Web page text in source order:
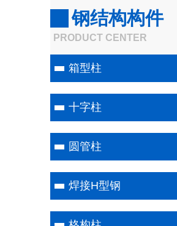
钢结构构件
PRODUCT CENTER
箱型柱
十字柱
圆管柱
焊接H型钢